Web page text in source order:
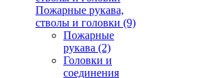
Пожарные рукава,
стволы и головки (9)
Пожарные
рукава (2)
Головки и
соединения